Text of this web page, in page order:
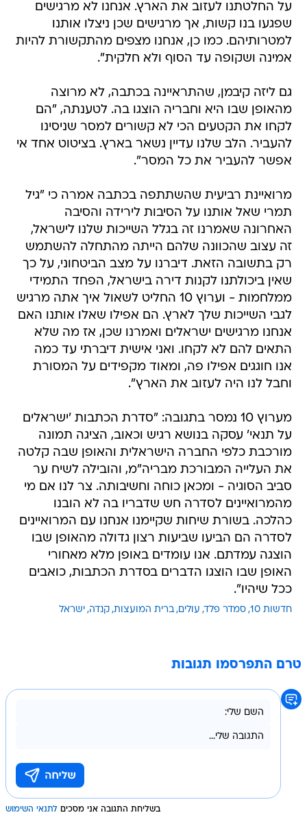
על החלטתנו לעזוב את הארץ. אנחנו לא מרגישים
שפגעו בנו קשות, אך מרגישים שכן ניצלו אותנו
למטרותיהם. כמו כן, אנחנו מצפים מהתקשורת להיות
אמינה ושקופה עד הסוף ולא חלקית".
גם ליזה קיבמן, שהתראיינה בכתבה, לא מרוצה
מהאופן שבו היא וחבריה הוצגו בה. לטענתה, "הם
לקחו את הקטעים הכי לא קשורים למסר שניסינו
להעביר. הלב שלנו עדיין נשאר בארץ. בציטוט אחד אי
אפשר להעביר את כל המסר".
מרואיינת רביעית שהשתתפה בכתבה אמרה כי "גיל
תמרי שאל אותנו על הסיבות לירידה והסיבה
האחרונה שאמרנו זה בגלל השייכות שלנו לישראל,
זה עצוב שהכוונה שלהם הייתה מהתחלה להשתמש
רק בתשובה הזאת. דיברנו על מצב הביטחוני, על כך
שאין ביכולתנו לקנות דירה בישראל, הפחד התמידי
ממלחמות - וערוץ 10 החליט לשאול איך אתה מרגיש
לגבי השייכות שלך לארץ. הם אפילו שאלו אותנו האם
אנחנו מרגישים ישראלים ואמרנו שכן, אז מה שלא
התאים להם לא לקחו. ואני אישית דיברתי עד כמה
אנו חוגגים אפילו פה, ומאוד מקפידים על המסורת
וחבל לנו היה לעזוב את הארץ".
מערוץ 10 נמסר בתגובה: "סדרת הכתבות 'ישראלים
על תנאי' עסקה בנושא רגיש וכאוב, הציגה תמונה
מורכבת כלפי החברה הישראלית והאופן שבה קלטה
את העלייה המבורכת מבריה"מ, והובילה לשיח ער
סביב הסוגיה - ומכאן כוחה וחשיבותה. צר לנו אם מי
מהמרואיינים לסדרה חש שדבריו בה לא הובנו
כהלכה. בשורת שיחות שקיימנו אנחנו עם המרואיינים
לסדרה הם הביעו שביעות רצון גדולה מהאופן שבו
הוצגה עמדתם. אנו עומדים באופן מלא מאחורי
האופן שבו הוצגו הדברים בסדרת הכתבות, כואבים
ככל שיהיו".
חדשות 10 סמדר פלד עולים ברית המועצות קנדה ישראל
טרם התפרסמו תגובות
בשליחת התגובה אני מסכים לתנאי השימוש